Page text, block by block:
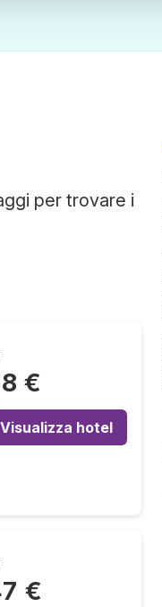
per trovare i
€
Visualizza hotel
€